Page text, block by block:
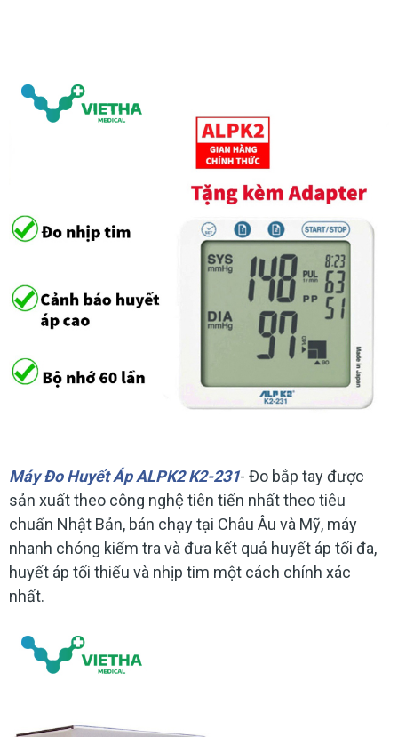
Máy Đo Huyết Áp ALPK2 K2-231- Đo bắp tay được
sản xuất theo công nghệ tiên tiến nhất theo tiêu
chuẩn Nhật Bản, bán chạy tại Châu Âu và Mỹ, máy
nhanh chóng kiểm tra và đưa kết quả huyết áp tối đa,
huyết áp tối thiểu và nhịp tim một cách chính xác
nhất.